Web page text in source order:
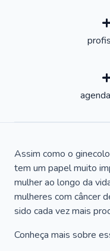
Assim como o
tem um papel muito
mulher ao longo da
mulheres com câncer
sido cada vez mais
Conheça mais sobre